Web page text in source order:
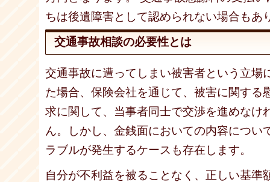
ちは後遺障害として認められない場合もあ
交通事故相談の必要性とは
交通事故に遭ってしまい被害者という立場
た場合、保険会社を通じて、被害に関する
求に関して、当事者同士で交渉を進めなけ
ん。しかし、金銭面においての内容につい
ラブルが発生するケースも存在します。
自分が不利益を被ることなく、正しい基準